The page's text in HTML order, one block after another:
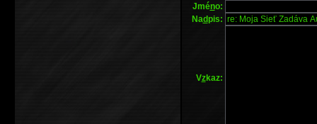
Jméno:
Nadpis:
Vzkaz: